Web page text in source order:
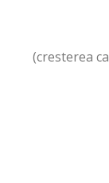
(cresterea